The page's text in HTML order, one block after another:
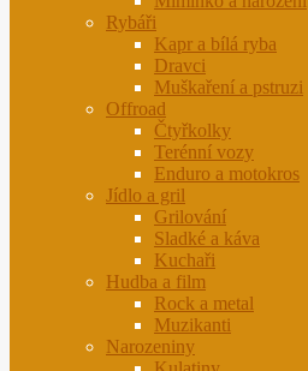
Rybáři
Kapr a bílá ryba
Dravci
Muškaření a pstruzi
Offroad
Čtyřkolky
Terénní vozy
Enduro a motokros
Jídlo a gril
Grilování
Sladké a káva
Kuchaři
Hudba a film
Rock a metal
Muzikanti
Narozeniny